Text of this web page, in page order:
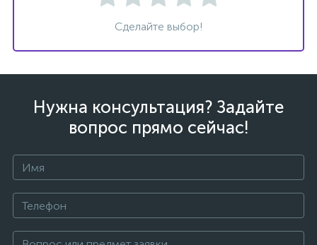
Сделайте выбор!
Нужна консультация? Задайте
вопрос прямо сейчас!